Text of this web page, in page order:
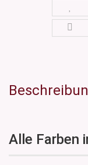
Alle Farben